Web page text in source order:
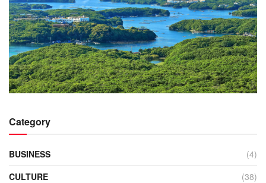
Category
BUSINESS
(4)
CULTURE
(38)